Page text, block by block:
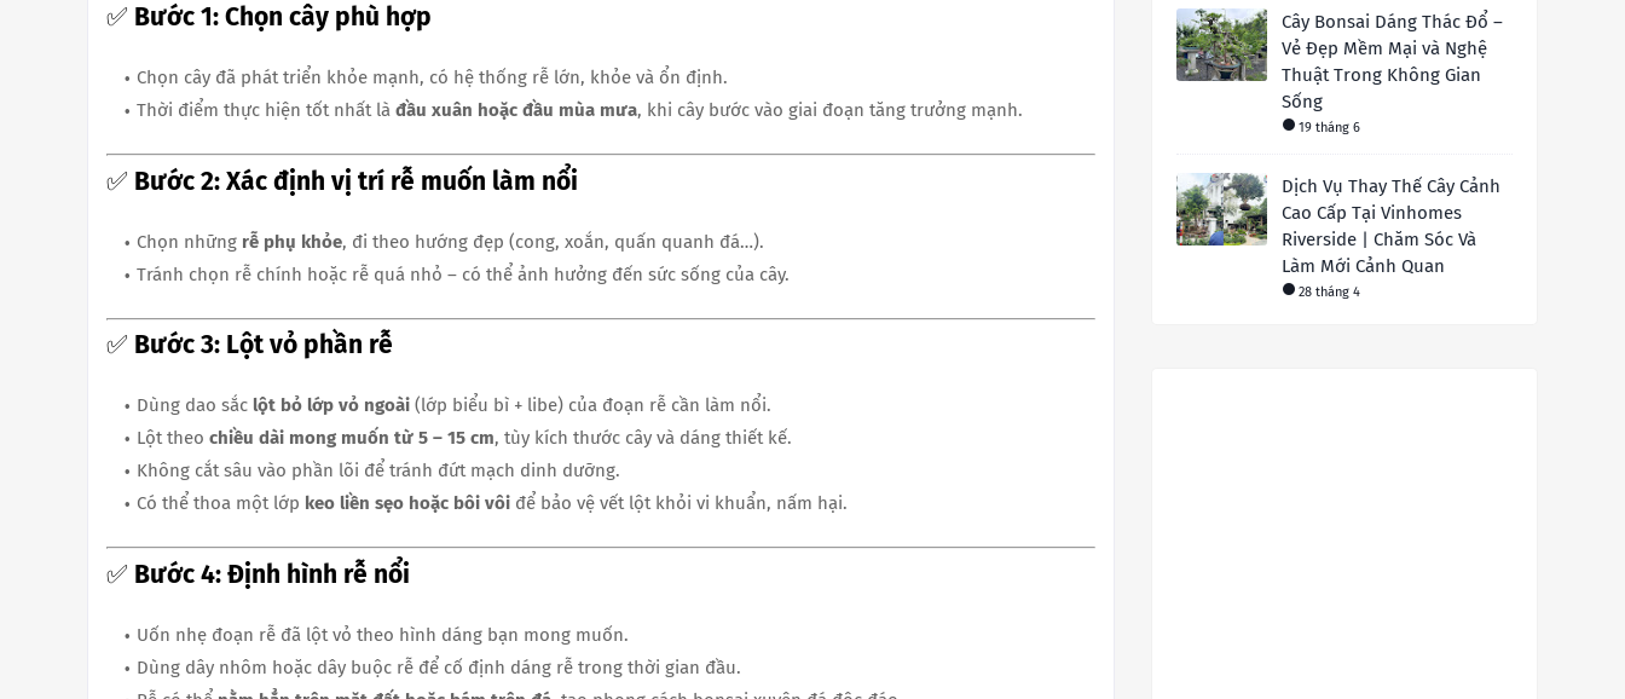
✅ Bước 1: Chọn cây phù hợp
Chọn cây đã phát triển khỏe mạnh, có hệ thống rễ lớn, khỏe và ổn định.
Thời điểm thực hiện tốt nhất là đầu xuân hoặc đầu mùa mưa, khi cây bước vào giai đoạn tăng trưởng mạnh.
✅ Bước 2: Xác định vị trí rễ muốn làm nổi
Chọn những rễ phụ khỏe, đi theo hướng đẹp (cong, xoắn, quấn quanh đá…).
Tránh chọn rễ chính hoặc rễ quá nhỏ – có thể ảnh hưởng đến sức sống của cây.
✅ Bước 3: Lột vỏ phần rễ
Dùng dao sắc lột bỏ lớp vỏ ngoài (lớp biểu bì + libe) của đoạn rễ cần làm nổi.
Lột theo chiều dài mong muốn từ 5 – 15 cm, tùy kích thước cây và dáng thiết kế.
Không cắt sâu vào phần lõi để tránh đứt mạch dinh dưỡng.
Có thể thoa một lớp keo liền sẹo hoặc bôi vôi để bảo vệ vết lột khỏi vi khuẩn, nấm hại.
✅ Bước 4: Định hình rễ nổi
Uốn nhẹ đoạn rễ đã lột vỏ theo hình dáng bạn mong muốn.
Dùng dây nhôm hoặc dây buộc rễ để cố định dáng rễ trong thời gian đầu.
Cây Bonsai Dáng Thác Đổ –
Vẻ Đẹp Mềm Mại và Nghệ
Thuật Trong Không Gian
Sống
19 tháng 6
Dịch Vụ Thay Thế Cây Cảnh
Cao Cấp Tại Vinhomes
Riverside | Chăm Sóc Và
Làm Mới Cảnh Quan
28 tháng 4